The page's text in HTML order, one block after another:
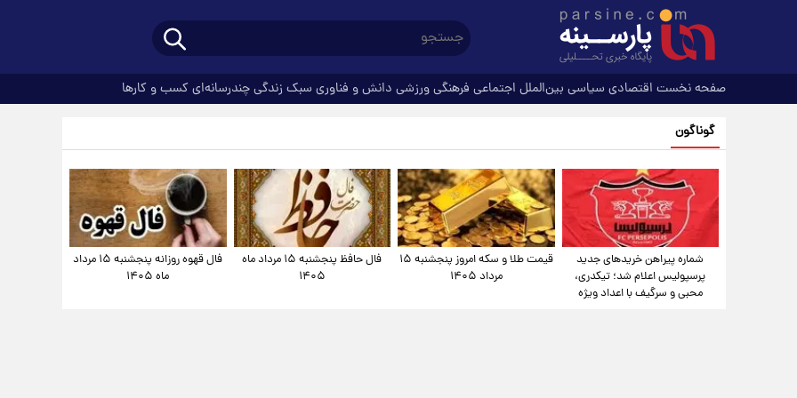
صفحه نخست اقتصادی سیاسی بین‌الملل اجتماعی فرهنگیورزشی دانش و فناوری سبک زندگیچندرسانه‌ای کسب و کارها
گوناگون
شماره پیراهن خریدهای جدید
پرسپولیس اعلام شد؛ تیکدری،
محبی و سرگیف با اعداد ویژه
قیمت طلا و سکه امروز پنجشنبه ۱۵
مرداد ۱۴۰۵
فال حافظ پنجشنبه ۱۵ مرداد ماه
۱۴۰۵
فال قهوه روزانه پنجشنبه ۱۵ مرداد
ماه ۱۴۰۵